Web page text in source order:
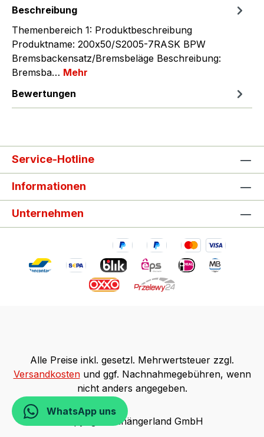
Beschreibung
Themenbereich 1: Produktbeschreibung
Produktname: 200x50/S2005-7RASK BPW
Bremsbackensatz/Bremsbeläge Beschreibung:
Bremsba… Mehr
Bewertungen
Service-Hotline
Informationen
Unternehmen
Alle Preise inkl. gesetzl. Mehrwertsteuer zzgl.
Versandkostenund ggf. Nachnahmegebühren, wenn
nicht anders angegeben.
Copyright Anhängerland GmbH
WhatsApp uns